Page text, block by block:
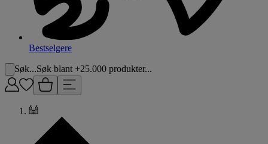
Bestselgere
Søk...Søk blant +25.000 produkter...